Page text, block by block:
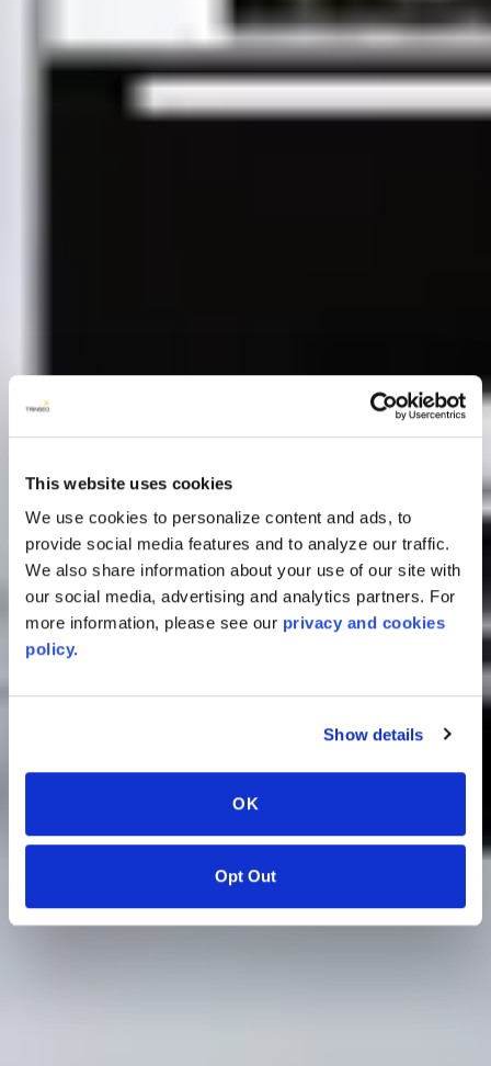
This website uses cookies
We use cookies to personalize content and ads, to
provide social media features and to analyze our traffic.
We also share information about your use of our site with
our social media, advertising and analytics partners. For
more information, please see our privacy and cookies
policy.
Show details
OK
Opt Out